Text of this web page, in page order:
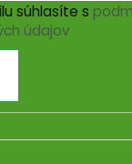
súhlasíte s
údajov